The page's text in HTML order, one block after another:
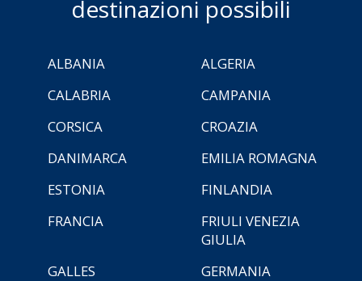
destinazioni possibili
ALBANIA
ALGERIA
CALABRIA
CAMPANIA
CORSICA
CROAZIA
DANIMARCA
EMILIA ROMAGNA
ESTONIA
FINLANDIA
FRANCIA
FRIULI VENEZIA
GIULIA
GALLES
GERMANIA